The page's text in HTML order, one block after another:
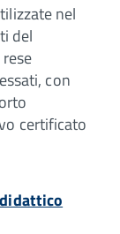
nel
del
con
certificato